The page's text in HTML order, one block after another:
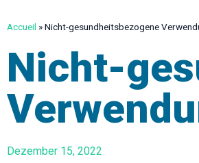
Accueil »Nicht-gesundheitsbezogene
Nicht-
Dezember 15, 2022